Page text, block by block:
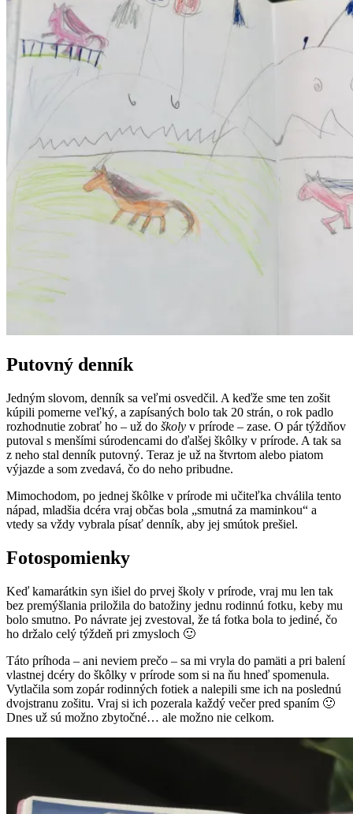
Putovný denník
Jedným slovom, denník sa veľmi osvedčil. A keďže sme ten zošit
kúpili pomerne veľký, a zapísaných bolo tak 20 strán, o rok padlo
rozhodnutie zobrať ho – už do školy v prírode – zase. O pár týždňov
putoval s menšími súrodencami do ďalšej škôlky v prírode. A tak sa
z neho stal denník putovný. Teraz je už na štvrtom alebo piatom
výjazde a som zvedavá, čo do neho pribudne.
Mimochodom, po jednej škôlke v prírode mi učiteľka chválila tento
nápad, mladšia dcéra vraj občas bola „smutná za maminkou“ a
vtedy sa vždy vybrala písať denník, aby jej smútok prešiel.
Fotospomienky
Keď kamarátkin syn išiel do prvej školy v prírode, vraj mu len tak
bez premýšlania priložila do batožiny jednu rodinnú fotku, keby mu
bolo smutno. Po návrate jej zvestoval, že tá fotka bola to jediné, čo
ho držalo celý týždeň pri zmysloch 🙂
Táto príhoda – ani neviem prečo – sa mi vryla do pamäti a pri balení
vlastnej dcéry do škôlky v prírode som si na ňu hneď spomenula.
Vytlačila som zopár rodinných fotiek a nalepili sme ich na poslednú
dvojstranu zošitu. Vraj si ich pozerala každý večer pred spaním 🙂
Dnes už sú možno zbytočné… ale možno nie celkom.